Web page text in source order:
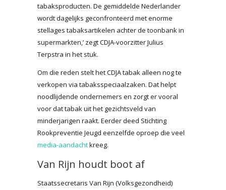
tabaksproducten. De gemiddelde Nederlander
wordt dagelijks geconfronteerd met enorme
stellages tabaksartikelen achter de toonbank in
supermarkten,’ zegt CDJA-voorzitter Julius
Terpstra in het stuk.
Om die reden stelt het CDJA tabak alleen nog te
verkopen via tabaksspeciaalzaken. Dat helpt
noodlijdende ondernemers en zorgt er vooral
voor dat tabak uit het gezichtsveld van
minderjarigen raakt. Eerder deed Stichting
Rookpreventie Jeugd eenzelfde oproep die veel
media-aandachtkreeg.
Van Rijn houdt boot af
Staatssecretaris Van Rijn (Volksgezondheid)